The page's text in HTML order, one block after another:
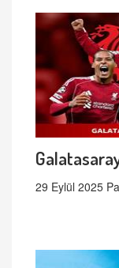
29 Eylül 2025